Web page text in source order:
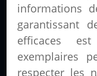
informations
garantissant
efficaces
exemplaires
respecter les